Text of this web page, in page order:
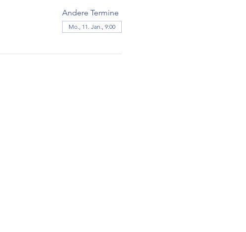
Andere Termine
Mo., 11. Jan., 9:00